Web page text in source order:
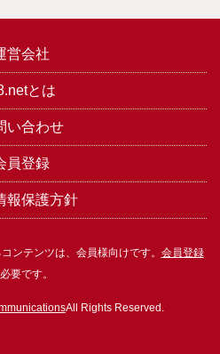
営会社
とは
い合わせ
員登録
報保護方針
ンテンツは、会員様向けです。 会員登録
要です。
All Rights Reserved.